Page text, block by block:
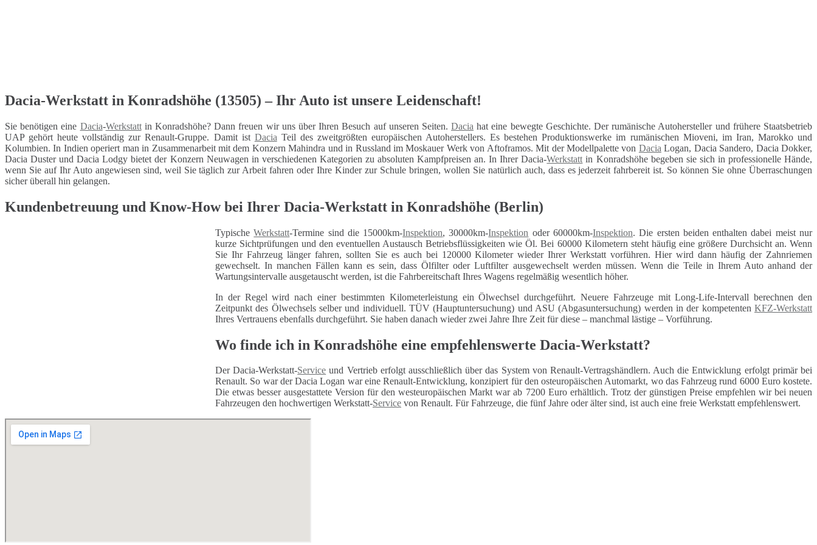
Dacia-Werkstatt in Konradshöhe (13505) – Ihr Auto ist unsere Leidenschaft!
Sie benötigen eine Dacia-Werkstattin Konradshöhe? Dann freuen wir uns über Ihren Besuch auf unseren Seiten.Dacia hat eine bewegte Geschichte. Der rumänische Autohersteller und frühere Staatsbetrieb
UAP gehört heute vollständig zur Renault-Gruppe. Damit ist Dacia Teil des zweitgrößten europäischen Autoherstellers. Es bestehen Produktionswerke im rumänischen Mioveni, im Iran, Marokko und
Kolumbien. In Indien operiert man in Zusammenarbeit mit dem Konzern Mahindra und in Russland im Moskauer Werk von Aftoframos. Mit der Modellpalette von Dacia Logan, Dacia Sandero, Dacia Dokker,
Dacia Duster und Dacia Lodgy bietet der Konzern Neuwagen in verschiedenen Kategorien zu absoluten Kampfpreisen an. In Ihrer Dacia-Werkstatt in Konradshöhe begeben sie sich in professionelle Hände,
wenn Sie auf Ihr Auto angewiesen sind, weil Sie täglich zur Arbeit fahren oder Ihre Kinder zur Schule bringen, wollen Sie natürlich auch, dass es jederzeit fahrbereit ist. So können Sie ohne Überraschungen
sicher überall hin gelangen.
Kundenbetreuung und Know-How bei Ihrer Dacia-Werkstatt in Konradshöhe (Berlin)
TypischeWerkstatt-Termine sind die 15000km-Inspektion, 30000km-Inspektion oder 60000km-Inspektion. Die ersten beiden enthalten dabei meist nur
kurze Sichtprüfungen und den eventuellen Austausch Betriebsflüssigkeiten wie Öl. Bei 60000 Kilometern steht häufig eine größere Durchsicht an. Wenn
Sie Ihr Fahrzeug länger fahren, sollten Sie es auch bei 120000 Kilometer wieder Ihrer Werkstatt vorführen. Hier wird dann häufig der Zahnriemen
gewechselt. In manchen Fällen kann es sein, dass Ölfilter oder Luftfilter ausgewechselt werden müssen. Wenn die Teile in Ihrem Auto anhand der
Wartungsintervalle ausgetauscht werden, ist die Fahrbereitschaft Ihres Wagens regelmäßig wesentlich höher.
In der Regel wird nach einer bestimmten Kilometerleistung ein Ölwechsel durchgeführt. Neuere Fahrzeuge mit Long-Life-Intervall berechnen den
Zeitpunkt des Ölwechsels selber und individuell. TÜV (Hauptuntersuchung) und ASU (Abgasuntersuchung) werden in der kompetenten KFZ-Werkstatt
Ihres Vertrauens ebenfalls durchgeführt. Sie haben danach wieder zwei Jahre Ihre Zeit für diese – manchmal lästige – Vorführung.
Wo finde ich in Konradshöhe eine empfehlenswerte Dacia-Werkstatt?
Der Dacia-Werkstatt-Service und Vertrieb erfolgt ausschließlich über das System von Renault-Vertragshändlern. Auch die Entwicklung erfolgt primär bei
Renault. So war der Dacia Logan war eine Renault-Entwicklung, konzipiert für den osteuropäischen Automarkt, wo das Fahrzeug rund 6000 Euro kostete.
Die etwas besser ausgestattete Version für den westeuropäischen Markt war ab 7200 Euro erhältlich. Trotz der günstigen Preise empfehlen wir bei neuen
Fahrzeugen den hochwertigen Werkstatt-Service von Renault. Für Fahrzeuge, die fünf Jahre oder älter sind, ist auch eine freie Werkstatt empfehlenswert.